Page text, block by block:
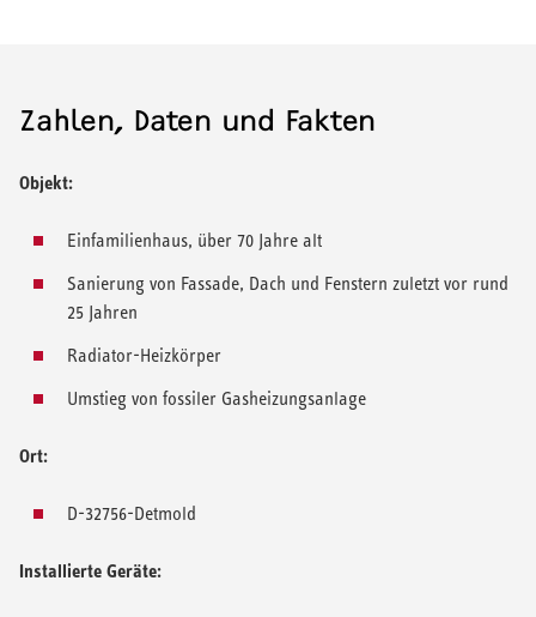
Zahlen, Daten und Fakten
Objekt:
Einfamilienhaus, über 70 Jahre alt
Sanierung von Fassade, Dach und Fenstern zuletzt vor rund
25 Jahren
Radiator-Heizkörper
Umstieg von fossiler Gasheizungsanlage
Ort:
D-32756-Detmold
Installierte Geräte: